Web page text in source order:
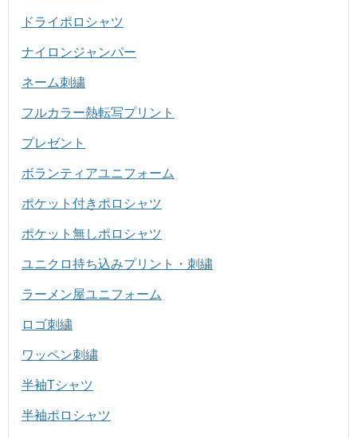
ドライポロシャツ
ナイロンジャンパー
ネーム刺繍
フルカラー熱転写プリント
プレゼント
ボランティアユニフォーム
ポケット付きポロシャツ
ポケット無しポロシャツ
ユニクロ持ち込みプリント・刺繍
ラーメン屋ユニフォーム
ロゴ刺繍
ワッペン刺繍
半袖Tシャツ
半袖ポロシャツ